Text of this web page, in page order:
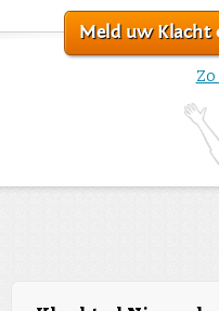
Meld uw Klacht